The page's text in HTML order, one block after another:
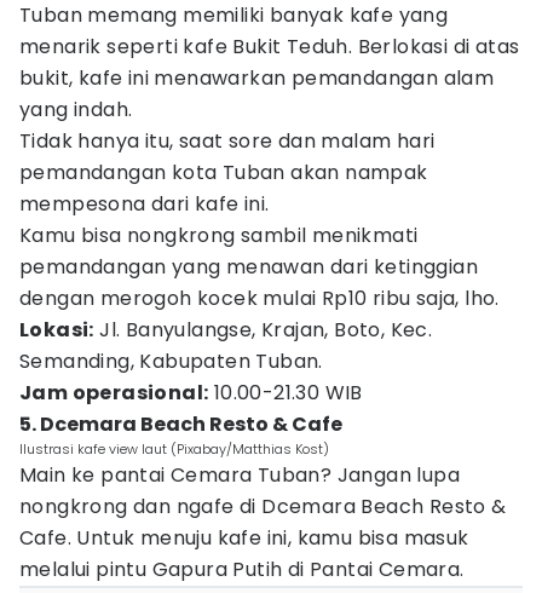
Tuban memang memiliki banyak kafe yang
menarik seperti kafe Bukit Teduh. Berlokasi di atas
bukit, kafe ini menawarkan pemandangan alam
yang indah.
Tidak hanya itu, saat sore dan malam hari
pemandangan kota Tuban akan nampak
mempesona dari kafe ini.
Kamu bisa nongkrong sambil menikmati
pemandangan yang menawan dari ketinggian
dengan merogoh kocek mulai Rp10 ribu saja, lho.
Lokasi: Jl. Banyulangse, Krajan, Boto, Kec.
Semanding, Kabupaten Tuban.
Jam operasional: 10.00-21.30 WIB
5. Dcemara Beach Resto & Cafe
Ilustrasi kafe view laut (Pixabay/Matthias Kost)
Main ke pantai Cemara Tuban? Jangan lupa
nongkrong dan ngafe di Dcemara Beach Resto &
Cafe. Untuk menuju kafe ini, kamu bisa masuk
melalui pintu Gapura Putih di Pantai Cemara.